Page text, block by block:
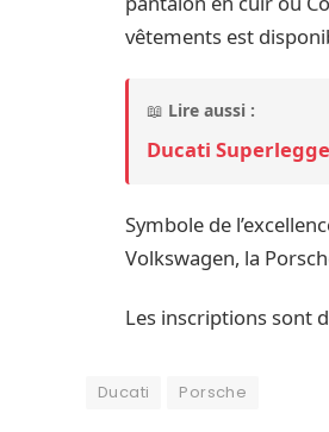
vêtements est
📖 Lire aussi :
Ducati
Symbole de
Volkswagen, la
Les inscriptions sont
Ducati Porsche